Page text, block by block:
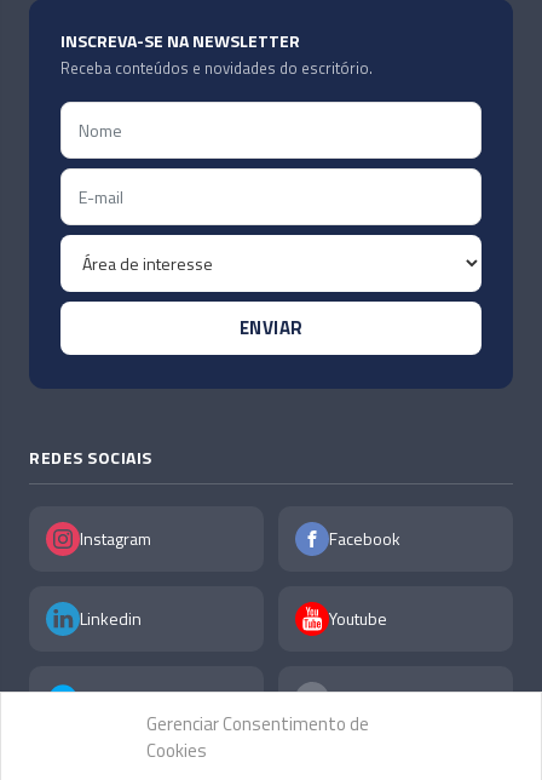
Gerenciar Consentimento de
Cookies
INSCREVA-SE NA NEWSLETTER
Receba conteúdos e novidades do escritório.
REDES SOCIAIS
Instagram Facebook
Linkedin Youtube
X F.A.Q